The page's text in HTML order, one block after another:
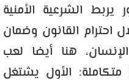
الشرعية الأمنية
احترام القانون وضمان
هنا أيضا لعب
الأول يشتغل